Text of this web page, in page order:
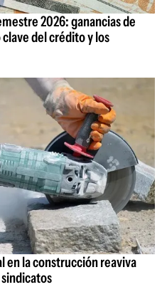
2026: ganancias de
del crédito y los
en la construcción reaviva